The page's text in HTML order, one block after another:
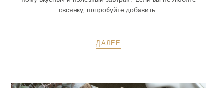
овсянку, попробуйте добавить..
ДАЛЕЕ